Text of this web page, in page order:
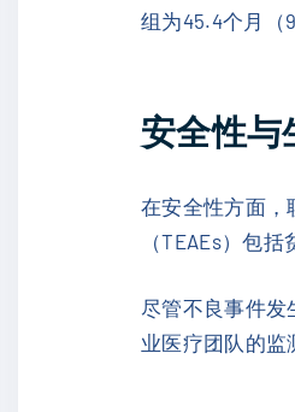
组为45.4个月（
安全性与
在安全性方面，
（TEAEs）包
尽管不良事件
业医疗团队的监